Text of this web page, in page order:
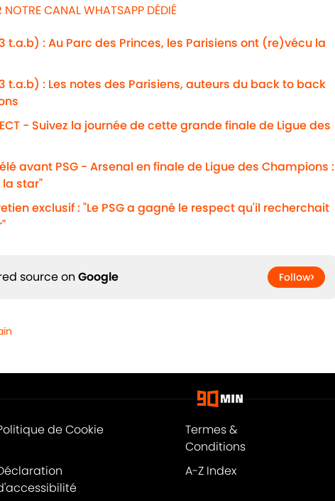
NOTRE CANAL WHATSAPP DÉDIÉ
t.a.b) : Au Parc des Princes, les Parisiens ont (re)vécu la
t.a.b) : Les notes des Parisiens, auteurs du back to back
- Suivez la journée de cette grande finale de Ligue des
avant PSG - Arsenal en finale de Ligue des Champions :
la star"
exclusif : "Le PSG a gagné le respect qu'il recherchait
source on Google Follow
de Cookie
Termes &
Conditions
A-Z Index